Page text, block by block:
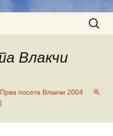
Влакчи
Прва посета Влакчи 2004